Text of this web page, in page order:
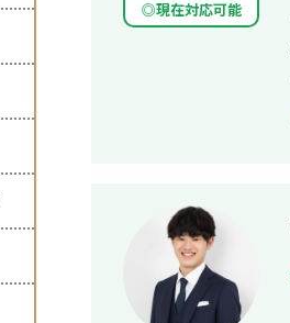
◎現在対応可能